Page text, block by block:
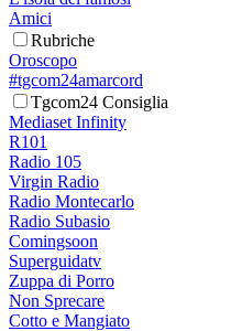
Amici
Rubriche
Oroscopo
#tgcom24amarcord
Tgcom24 Consiglia
Mediaset Infinity
R101
Radio 105
Virgin Radio
Radio Montecarlo
Radio Subasio
Comingsoon
Superguidatv
Zuppa di Porro
Non Sprecare
Cotto e Mangiato